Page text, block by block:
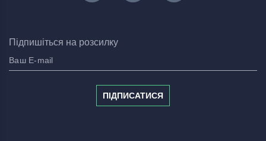
Підпишіться на розсилку
ПІДПИСАТИСЯ